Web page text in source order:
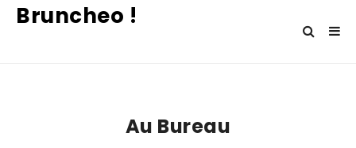
Bruncheo !
Au Bureau